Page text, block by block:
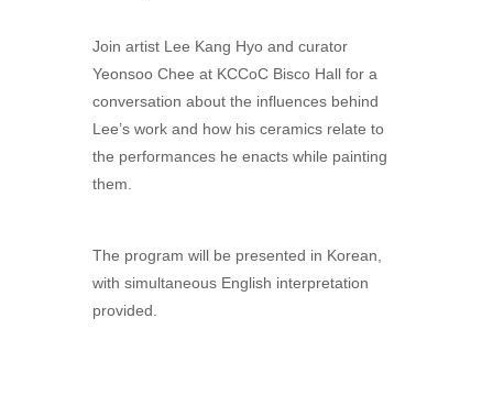
Join artist Lee Kang Hyo and curator
Yeonsoo Chee at KCCoC Bisco Hall for a
conversation about the influences behind
Lee’s work and how his ceramics relate to
the performances he enacts while painting
them.
The program will be presented in Korean,
with simultaneous English interpretation
provided.